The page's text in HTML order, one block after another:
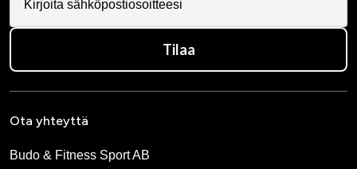
Tilaa
Ota yhteyttä
Budo & Fitness Sport AB